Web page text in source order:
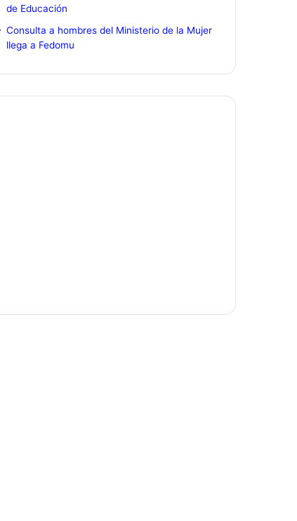
de Educación
Consulta a hombres del Ministerio de la Mujer
llega a Fedomu